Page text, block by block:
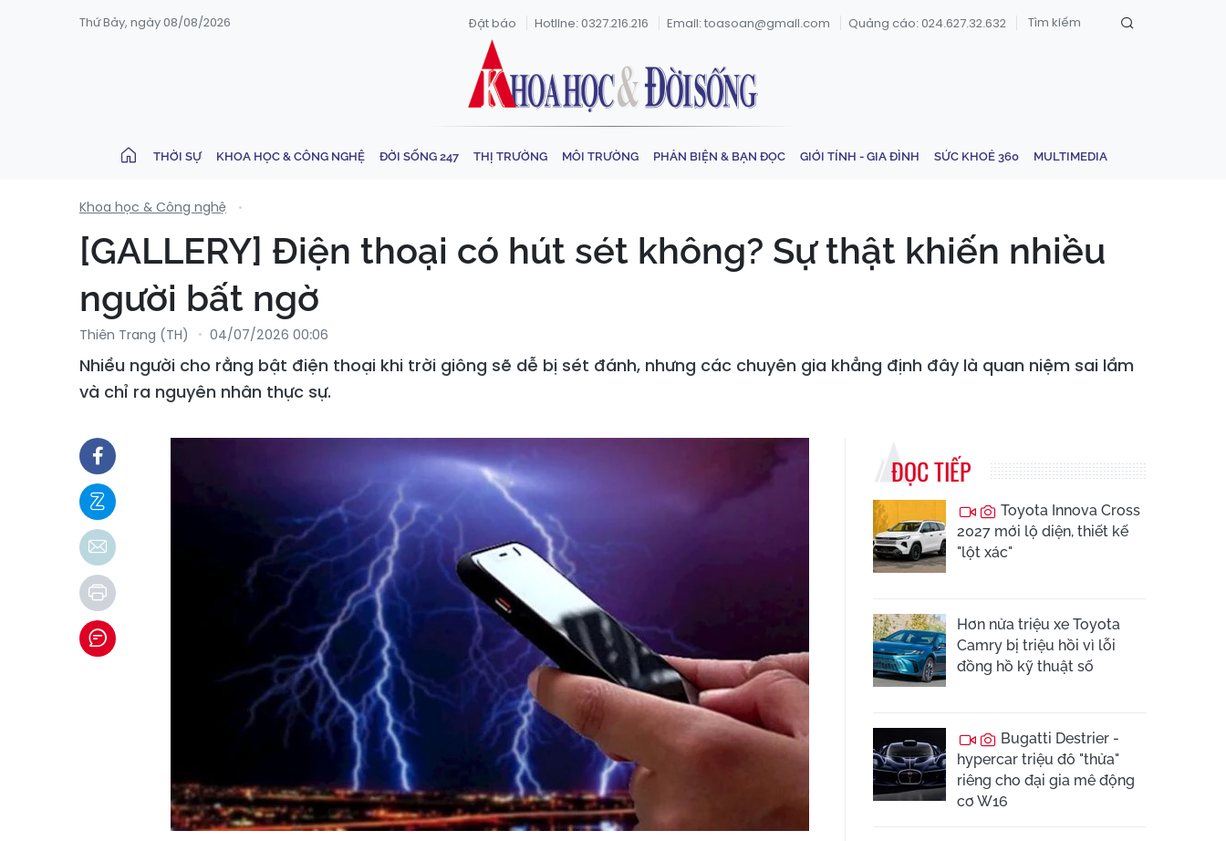
Thứ Bảy, ngày 08/08/2026 Đặt báo Hotline: 0327.216.216 Email: toasoan@gmail.com Quảng cáo: 024.627.32.632
THỜI SỰ KHOA HỌC & CÔNG NGHỆ ĐỜI SỐNG 247 THỊ TRƯỜNG MÔI TRƯỜNG PHẢN BIỆN & BẠN ĐỌC GIỚI TÍNH - GIA ĐÌNH SỨC KHOẺ 360 MULTIMEDIA
Khoa học & Công nghệ
[GALLERY] Điện thoại có hút sét không? Sự thật khiến nhiều
người bất ngờ
Thiên Trang (TH) 04/07/2026 00:06
Nhiều người cho rằng bật điện thoại khi trời giông sẽ dễ bị sét đánh, nhưng các chuyên gia khẳng định đây là quan niệm sai lầm
và chỉ ra nguyên nhân thực sự.
ĐỌC TIẾP
Toyota Innova Cross
2027 mới lộ diện, thiết kế
"lột xác"
Hơn nửa triệu xe Toyota
Camry bị triệu hồi vì lỗi
đồng hồ kỹ thuật số
Bugatti Destrier -
hypercar triệu đô "thửa"
riêng cho đại gia mê động
cơ W16